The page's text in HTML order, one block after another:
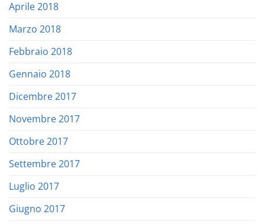
Aprile 2018
Marzo 2018
Febbraio 2018
Gennaio 2018
Dicembre 2017
Novembre 2017
Ottobre 2017
Settembre 2017
Luglio 2017
Giugno 2017